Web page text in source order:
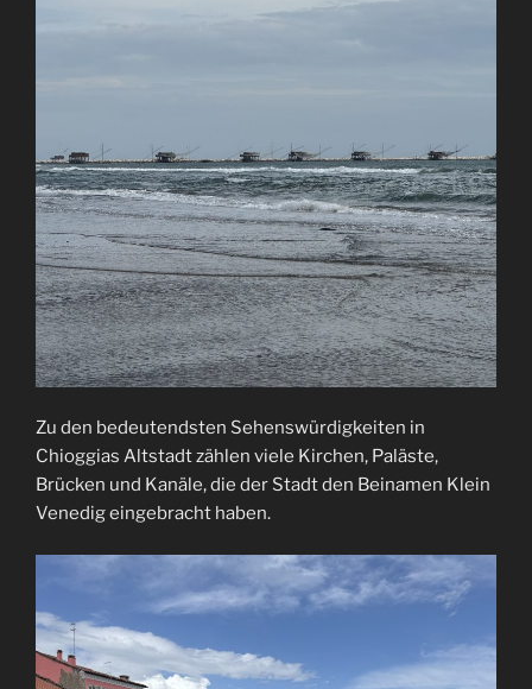
Zu den bedeutendsten Sehenswürdigkeiten in
Chioggias Altstadt zählen viele Kirchen, Paläste,
Brücken und Kanäle, die der Stadt den Beinamen Klein
Venedig eingebracht haben.